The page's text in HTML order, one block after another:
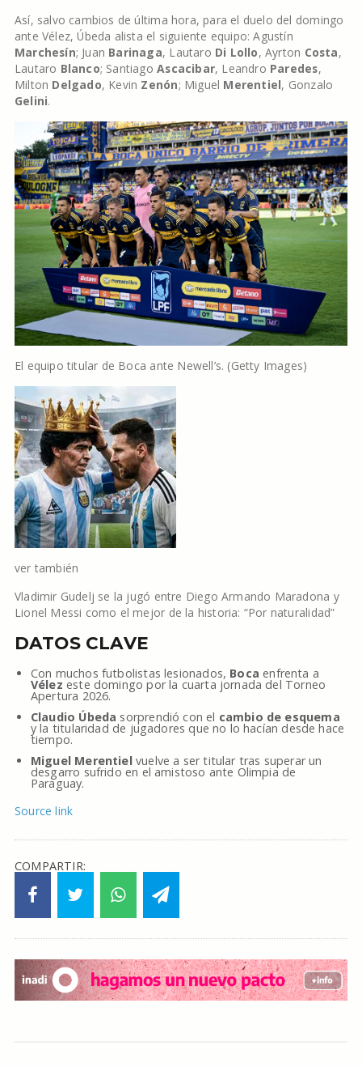
Así, salvo cambios de última hora, para el duelo del domingo
ante Vélez, Úbeda alista el siguiente equipo: Agustín
Marchesín; Juan Barinaga, Lautaro Di Lollo, Ayrton Costa,
Lautaro Blanco; SantiagoAscacibar, Leandro Paredes,
Milton Delgado, Kevin Zenón; Miguel Merentiel, Gonzalo
Gelini.
El equipo titular de Boca ante Newell’s. (Getty Images)
ver también
Vladimir Gudelj se la jugó entre Diego Armando Maradona y
Lionel Messi como el mejor de la historia: “Por naturalidad”
DATOS CLAVE
Con muchos futbolistas lesionados, Boca enfrenta a
Vélez este domingo por la cuarta jornada del Torneo
Apertura 2026.
Claudio Úbeda sorprendió con el cambio de esquema
y la titularidad de jugadores que no lo hacían desde hace
tiempo.
Miguel Merentielvuelve a ser titular tras superar un
desgarro sufrido en el amistoso ante Olimpia de
Paraguay.
Source link
COMPARTIR: